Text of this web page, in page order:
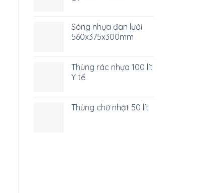
Sóng nhựa đan lưới
560x375x300mm
Thùng rác nhựa 100 lít
Y tế
Thùng chữ nhật 50 lít